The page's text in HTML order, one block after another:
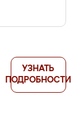
УЗНАТЬ
ПОДРОБНОСТИ